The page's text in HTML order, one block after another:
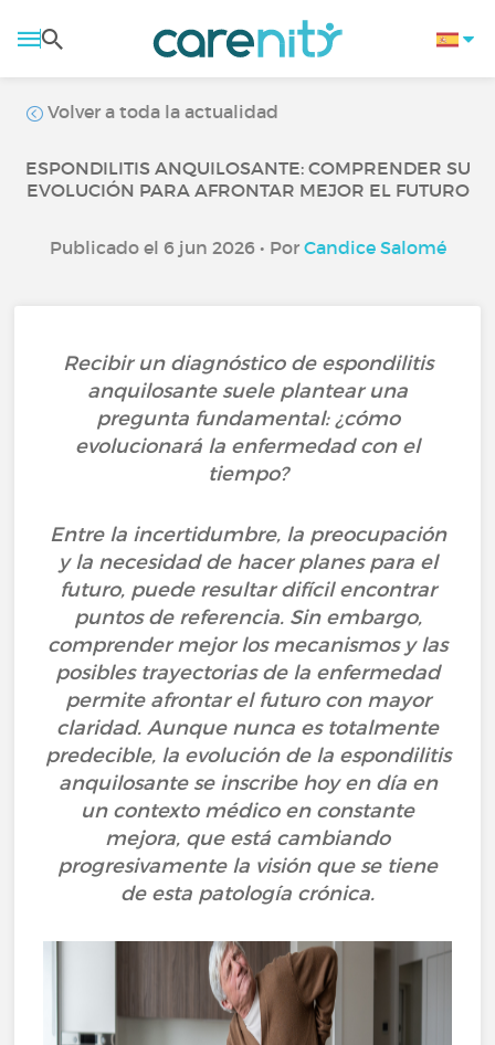
Volver a toda la actualidad
ESPONDILITIS ANQUILOSANTE: COMPRENDER SU
EVOLUCIÓN PARA AFRONTAR MEJOR EL FUTURO
Publicado el 6 jun 2026 • Por Candice Salomé
Recibir un diagnóstico de espondilitis
anquilosante suele plantear una
pregunta fundamental: ¿cómo
evolucionará la enfermedad con el
tiempo?
Entre la incertidumbre, la preocupación
y la necesidad de hacer planes para el
futuro, puede resultar difícil encontrar
puntos de referencia. Sin embargo,
comprender mejor los mecanismos y las
posibles trayectorias de la enfermedad
permite afrontar el futuro con mayor
claridad. Aunque nunca es totalmente
predecible, la evolución de la espondilitis
anquilosante se inscribe hoy en día en
un contexto médico en constante
mejora, que está cambiando
progresivamente la visión que se tiene
de esta patología crónica.